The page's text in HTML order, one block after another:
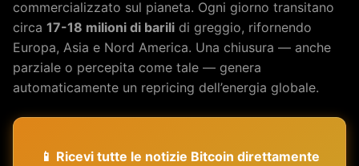
commercializzato sul pianeta. Ogni giorno transitano
circa 17-18 milioni di barili di greggio, rifornendo
Europa, Asia e Nord America. Una chiusura — anche
parziale o percepita come tale — genera
automaticamente un repricing dell’energia globale.
📱 Ricevi tutte le notizie Bitcoin direttamente